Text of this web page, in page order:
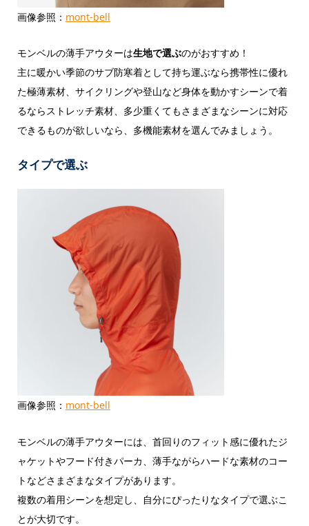
画像参照： mont-bell
モンベルの薄手アウターは生地で選ぶのがおすすめ！
主に暖かい季節のサブ防寒着として持ち運ぶなら携帯性に優れ
た極薄素材、サイクリングや登山など身体を動かすシーンで着
るならストレッチ素材、多少重くてもさまざまなシーンに対応
できるものが欲しいなら、多機能素材を選んでみましょう。
タイプで選ぶ
画像参照： mont-bell
モンベルの薄手アウターには、首回りのフィット感に優れたジ
ャケットやフード付きパーカ、薄手ながらハードな素材のコー
トなどさまざまなタイプがあります。
複数の着用シーンを想定し、自分にぴったりなタイプで選ぶこ
とが大切です。